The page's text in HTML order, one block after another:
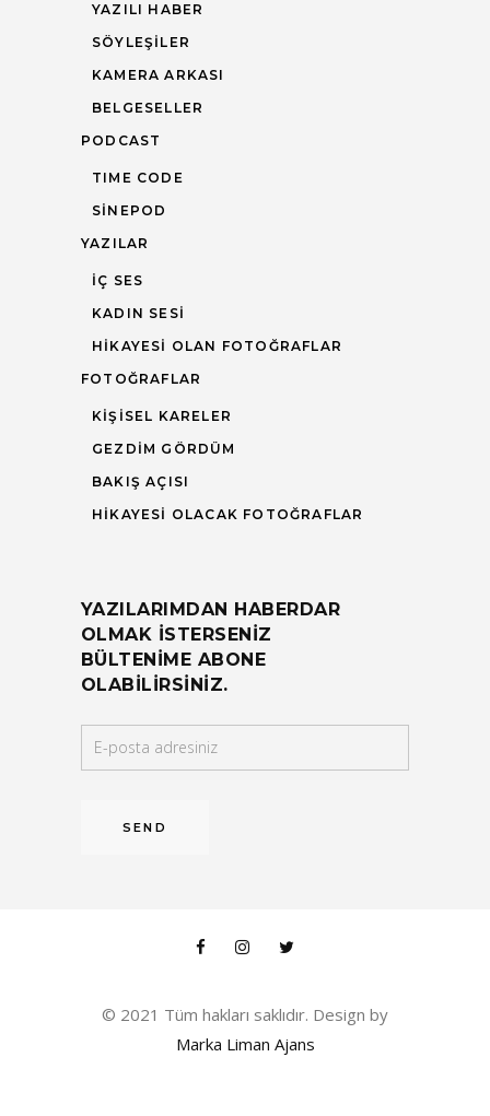
YAZILI HABER
SÖYLEŞILER
KAMERA ARKASI
BELGESELLER
PODCAST
TIME CODE
SINEPOD
YAZILAR
İÇ SES
KADIN SESI
HIKAYESI OLAN FOTOĞRAFLAR
FOTOĞRAFLAR
KIŞISEL KARELER
GEZDIM GÖRDÜM
BAKIŞ AÇISI
HIKAYESI OLACAK FOTOĞRAFLAR
YAZILARIMDAN HABERDAR
OLMAK ISTERSENIZ
BÜLTENIME ABONE
OLABILIRSINIZ.
© 2021 Tüm hakları saklıdır. Design by
Marka Liman Ajans